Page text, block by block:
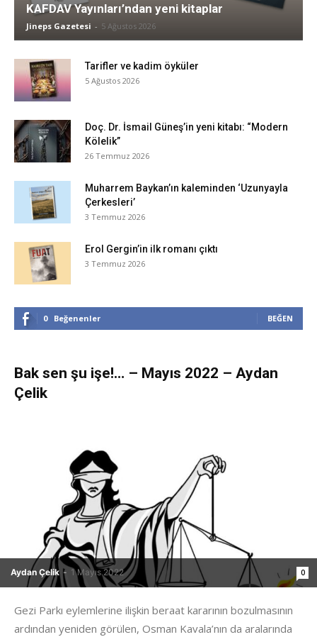
KAFDAV Yayınları’ndan yeni kitaplar
Jineps Gazetesi - 5 Ağustos 2026
Tarifler ve kadim öyküler
5 Ağustos 2026
Doç. Dr. İsmail Güneş’in yeni kitabı: “Modern
Kölelik”
26 Temmuz 2026
Muharrem Baykan’ın kaleminden ‘Uzunyayla
Çerkesleri’
3 Temmuz 2026
Erol Gergin’in ilk romanı çıktı
3 Temmuz 2026
0 Beğenenler BEĞEN
Bak sen şu işe!… – Mayıs 2022 – Aydan
Çelik
Aydan Çelik - 1 Mayıs 2022 0
Gezi Parkı eylemlerine ilişkin beraat kararının bozulmasının
ardından yeniden görülen, Osman Kavala’nın da aralarında